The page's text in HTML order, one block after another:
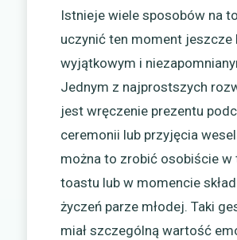
Istnieje wiele sposobów na
uczynić ten moment jeszcze
wyjątkowym i
Jednym z najprostszych
jest wręczenie prezentu
ceremonii lub przyjęcia
można to zrobić osobiście w
toastu lub w momencie
życzeń parze młodej. Taki
miał szczególną wartość